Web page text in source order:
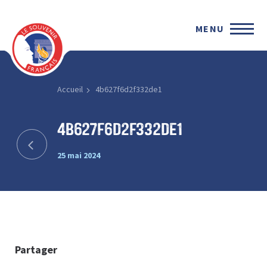
MENU
Accueil 4b627f6d2f332de1
4b627f6d2f332de1
25 mai 2024
Partager